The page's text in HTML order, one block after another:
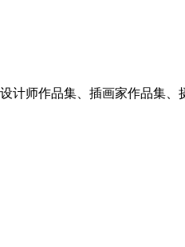
计师作品集、插画家作品集、